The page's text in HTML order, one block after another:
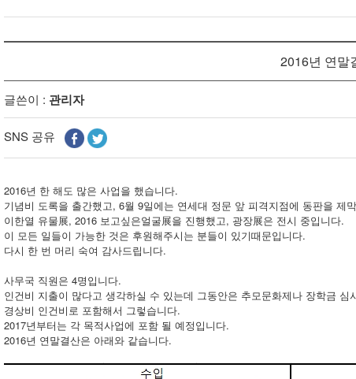
2016년 연말
글쓴이 : 관리자
SNS 공유
2016년 한 해도 많은 사업을 했습니다.
기념비 도록을 출간했고, 6월 9일에는 연세대 정문 앞 피격지점에 동판을 제
이한열 유물展, 2016 보고싶은얼굴展을 진행했고, 광장展은 전시 중입니다.
이 모든 일들이 가능한 것은 후원해주시는 분들이 있기때문입니다.
다시 한 번 머리 숙여 감사드립니다.
사무국 직원은 4명입니다.
인건비 지출이 많다고 생각하실 수 있는데 그동안은 추모문화제나 장학금
경상비 인건비로 포함해서 그렇습니다.
2017년부터는 각 목적사업에 포함 될 예정입니다.
2016년 연말결산은 아래와 같습니다.